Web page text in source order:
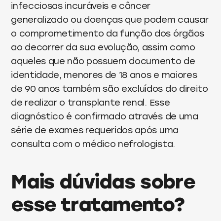
infecciosas incuráveis e câncer
generalizado ou doenças que podem causar
o comprometimento da função dos órgãos
ao decorrer da sua evolução, assim como
aqueles que não possuem documento de
identidade, menores de 18 anos e maiores
de 90 anos também são excluídos do direito
de realizar o transplante renal. Esse
diagnóstico é confirmado através de uma
série de exames requeridos após uma
consulta com o médico nefrologista.
Mais dúvidas sobre
esse tratamento?